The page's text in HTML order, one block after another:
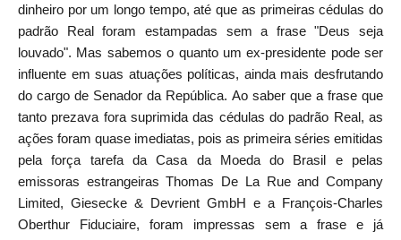
dinheiro por um longo tempo, até que as primeiras cédulas do
padrão Real foram estampadas sem a frase "Deus seja
louvado". Mas sabemos o quanto um ex-presidente pode ser
influente em suas atuações políticas, ainda mais desfrutando
do cargo de Senador da República. Ao saber que a frase que
tanto prezava fora suprimida das cédulas do padrão Real, as
ações foram quase imediatas, pois as primeira séries emitidas
pela força tarefa da Casa da Moeda do Brasil e pelas
emissoras estrangeiras Thomas De La Rue and Company
Limited, Giesecke & Devrient GmbH e a François-Charles
Oberthur Fiduciaire, foram impressas sem a frase e já